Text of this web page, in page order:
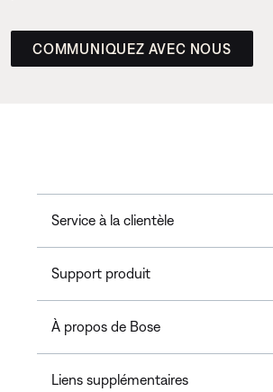
COMMUNIQUEZ AVEC NOUS
Service à la clientèle
Support produit
À propos de Bose
Liens supplémentaires